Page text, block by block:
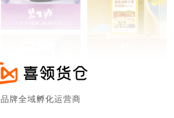
品牌全域孵化运营商